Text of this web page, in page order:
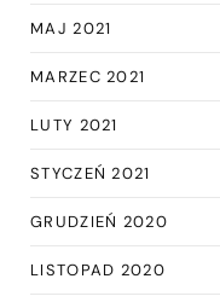
MAJ 2021
MARZEC 2021
LUTY 2021
STYCZEŃ 2021
GRUDZIEŃ 2020
LISTOPAD 2020